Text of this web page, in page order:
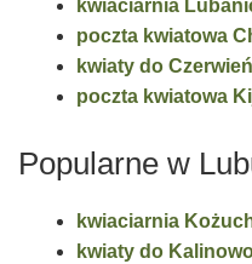
kwiaciarnia
poczta kwiatowa
kwiaty do
poczta kwiatowa
Popularne w
kwiaciarnia
kwiaty do